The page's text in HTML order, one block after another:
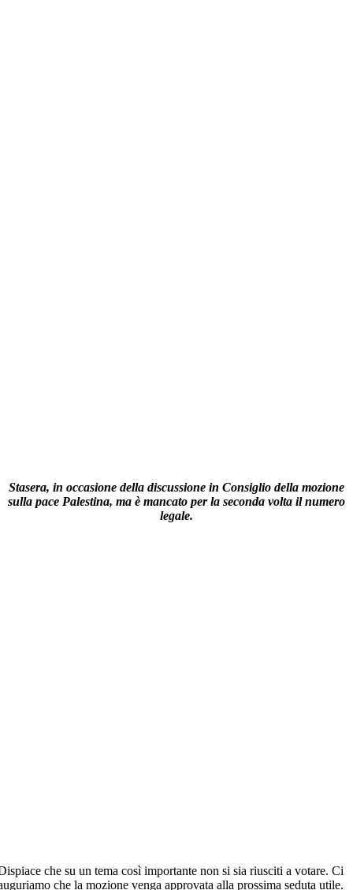
Stasera, in occasione della discussione in Consiglio della mozione
sulla pace Palestina, ma è mancato per la seconda volta il numero
legale.
che su un tema così importante non si sia riusciti a votare. Ci
che la mozione venga approvata alla prossima seduta utile.